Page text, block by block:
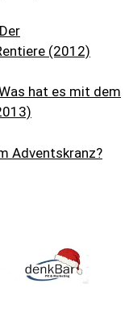
(2012)
hat es mit dem
Adventskranz?